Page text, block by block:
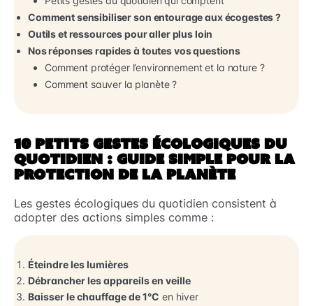
Comment sensibiliser son entourage aux écogestes ?
Outils et ressources pour aller plus loin
Nos réponses rapides à toutes vos questions
Comment protéger l’environnement et la nature ?
Comment sauver la planète ?
10 PETITS GESTES ÉCOLOGIQUES DU
QUOTIDIEN : GUIDE SIMPLE POUR LA
PROTECTION DE LA PLANÈTE
Les gestes écologiques du quotidien consistent à
adopter des actions simples comme :
Éteindre les lumières
Débrancher les appareils en veille
Baisser le chauffage de 1°C en hiver